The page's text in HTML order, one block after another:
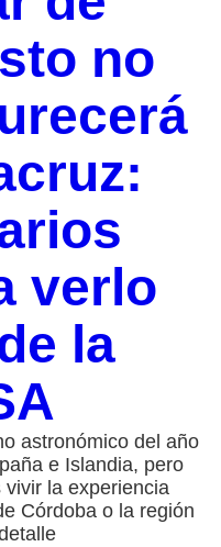
no
verlo
la
astronómico del año
e Islandia, pero
vivir la experiencia
Córdoba o la región